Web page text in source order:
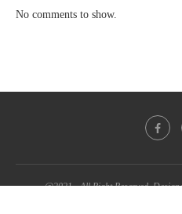
No comments to show.
@2021 - All Right Reserved.